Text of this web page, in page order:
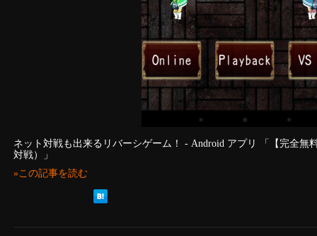
ネット対戦も出来るリバーシゲーム！ - Android アプリ 「【完全無
対戦）」
»この記事を読む